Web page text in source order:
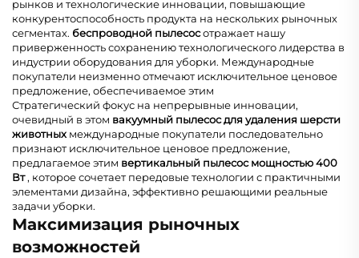
рынков и технологические инновации, повышающие
конкурентоспособность продукта на нескольких рыночных
сегментах. беспроводной пылесосотражает нашу
приверженность сохранению технологического лидерства в
индустрии оборудования для уборки. Международные
покупатели неизменно отмечают исключительное ценовое
предложение, обеспечиваемое этим
Стратегический фокус на непрерывные инновации,
очевидный в этом вакуумный пылесос для удаления шерсти
животныхмеждународные покупатели последовательно
признают исключительное ценовое предложение,
предлагаемое этим вертикальный пылесос мощностью 400
Вт, которое сочетает передовые технологии с практичными
элементами дизайна, эффективно решающими реальные
задачи уборки.
Максимизация рыночных
возможностей